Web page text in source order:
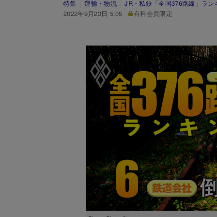
特集 運輸・物流
JR・私鉄「全国376路線」ラン
2022年9月23日 5:05
有料会員限定